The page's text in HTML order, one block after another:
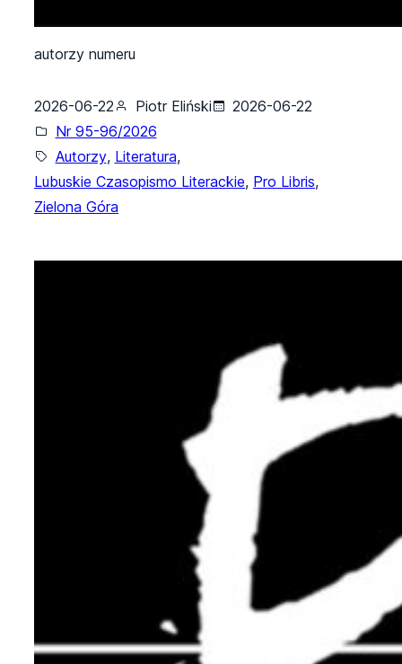
autorzy numeru
2026-06-22 Piotr Eliński
2026-06-22
Nr 95-96/2026
Autorzy, Literatura,
Lubuskie Czasopismo Literackie, Pro Libris,
Zielona Góra